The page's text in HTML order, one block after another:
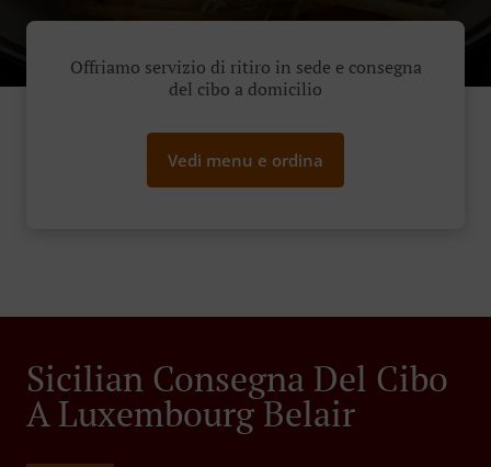
Offriamo servizio di ritiro in sede e consegna
del cibo a domicilio
Vedi menu e ordina
Sicilian Consegna Del Cibo
A Luxembourg Belair